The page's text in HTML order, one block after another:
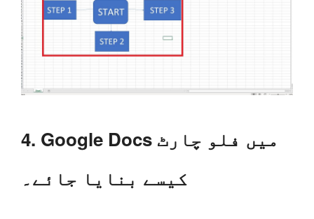
4. Google Docs میں فلو چارٹ
کیسے بنایا جائے۔